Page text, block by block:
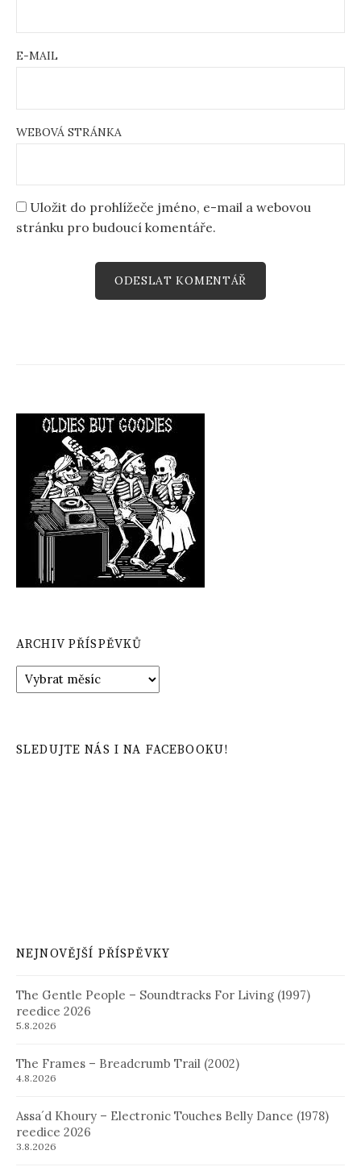
E-MAIL
WEBOVÁ STRÁNKA
Uložit do prohlížeče jméno, e-mail a webovou
stránku pro budoucí komentáře.
ARCHIV PŘÍSPĚVKŮ
Archiv
příspěvků
SLEDUJTE NÁS I NA FACEBOOKU!
NEJNOVĚJŠÍ PŘÍSPĚVKY
The Gentle People – Soundtracks For Living (1997)
reedice 2026
5.8.2026
The Frames – Breadcrumb Trail (2002)
4.8.2026
Assa´d Khoury – Electronic Touches Belly Dance (1978)
reedice 2026
3.8.2026